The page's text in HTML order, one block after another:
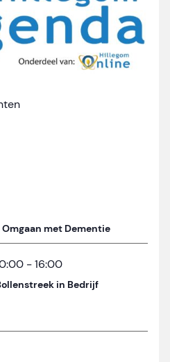
met Dementie
-16:00
in Bedrijf